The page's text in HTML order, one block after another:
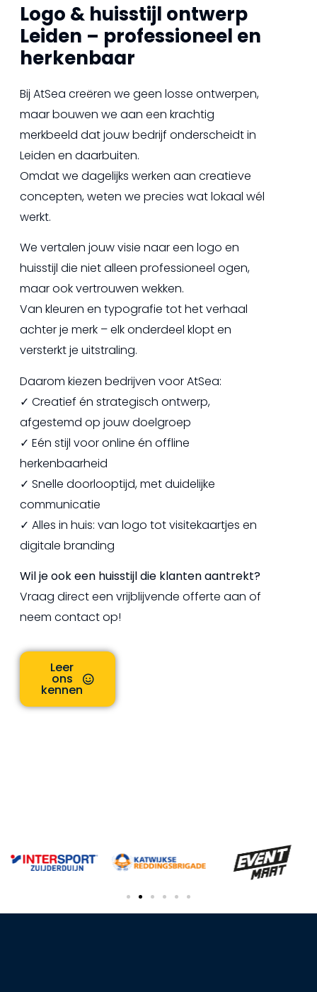
Logo & huisstijl ontwerp
Leiden – professioneel en
herkenbaar
Bij AtSea creëren we geen losse ontwerpen,
maar bouwen we aan een krachtig
merkbeeld dat jouw bedrijf onderscheidt in
Leiden en daarbuiten.
Omdat we dagelijks werken aan creatieve
concepten, weten we precies wat lokaal wél
werkt.
We vertalen jouw visie naar een logo en
huisstijl die niet alleen professioneel ogen,
maar ook vertrouwen wekken.
Van kleuren en typografie tot het verhaal
achter je merk – elk onderdeel klopt en
versterkt je uitstraling.
Daarom kiezen bedrijven voor AtSea:
✓ Creatief én strategisch ontwerp,
afgestemd op jouw doelgroep
✓ Eén stijl voor online én offline
herkenbaarheid
✓ Snelle doorlooptijd, met duidelijke
communicatie
✓ Alles in huis: van logo tot visitekaartjes en
digitale branding
Wil je ook een huisstijl die klanten aantrekt?
Vraag direct een vrijblijvende offerte aan of
neem contact op!
Leer
ons
kennen